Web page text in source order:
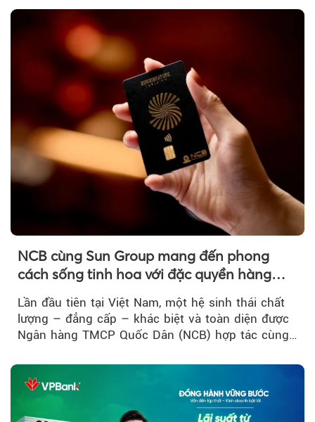
NCB cùng Sun Group mang đến phong
cách sống tinh hoa với đặc quyền hàng
đầu Việt Nam
Lần đầu tiên tại Việt Nam, một hệ sinh thái chất
lượng – đẳng cấp – khác biệt và toàn diện được
Ngân hàng TMCP Quốc Dân (NCB) hợp tác cùng